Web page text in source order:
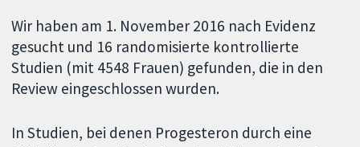
Wir haben am 1. November 2016 nach Evidenz
gesucht und 16 randomisierte kontrollierte
Studien (mit 4548 Frauen) gefunden, die in den
Review eingeschlossen wurden.
In Studien, bei denen Progesteron durch eine